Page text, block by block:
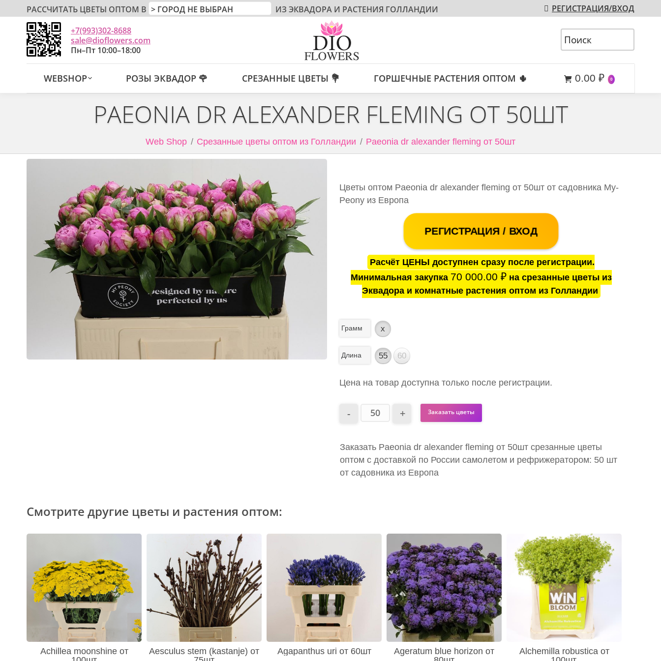
РАССЧИТАТЬ ЦВЕТЫ ОПТОМ В ИЗ ЭКВАДОРА И РАСТЕНИЯ ГОЛЛАНДИИ РЕГИСТРАЦИЯ/ВХОД
+7(993)302-8688
sale@dioflowers.com
Пн–Пт 10:00–18:00
WEBSHOP РОЗЫ ЭКВАДОР 🌹 СРЕЗАННЫЕ ЦВЕТЫ 💐 ГОРШЕЧНЫЕ РАСТЕНИЯ ОПТОМ 🌵 0.00 ₽ 0
PAEONIA DR ALEXANDER FLEMING ОТ 50ШТ
Web Shop Срезанные цветы оптом из Голландии Paeonia dr alexander fleming от 50шт
Цветы оптом Paeonia dr alexander fleming от 50шт от садовника My-
Peony из Европа
РЕГИСТРАЦИЯ / ВХОД
Расчёт ЦЕНЫ доступнен сразу после регистрации.
Минимальная закупка 70 000.00 ₽на срезанные цветы из
Эквадора и комнатные растения оптом из Голландии
Грамм x
Длина 55 60
Цена на товар доступна только после регистрации.
Заказать цветы
Заказать Paeonia dr alexander fleming от 50шт срезанные цветы
оптом с доставкой по России самолетом и рефрижератором: 50 шт
от садовника из Европа
Смотрите другие цветы и растения оптом:
Achillea moonshine от
Aesculus stem (kastanje) от
Agapanthus uri от 60шт
Ageratum blue horizon от
Alchemilla robustica от